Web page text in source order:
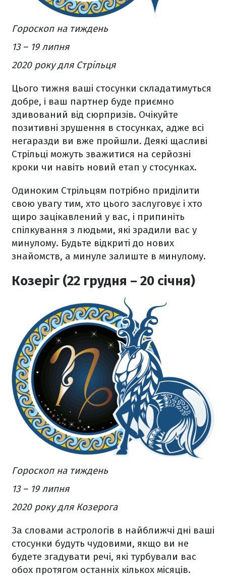
Гороскоп на тиждень
13 – 19 липня
2020 року для Стрільця
Цього тижня ваші стосунки складатимуться
добре, і ваш партнер буде приємно
здивований від сюрпризів. Очікуйте
позитивні зрушення в стосунках, адже всі
негаразди ви вже пройшли. Деякі щасливі
Стрільці можуть зважитися на серйозні
кроки чи навіть новий етап у стосунках.
Одиноким Стрільцям потрібно приділити
свою увагу тим, хто цього заслуговує і хто
щиро зацікавлений у вас, і припиніть
спілкування з людьми, які зрадили вас у
минулому. Будьте відкриті до нових
знайомств, а минуле залиште в минулому.
Козеріг (22 грудня – 20 січня)
Гороскоп на тиждень
13 – 19 липня
2020 року для Козерога
За словами астрологів в найближчі дні ваші
стосунки будуть чудовими, якщо ви не
будете згадувати речі, які турбували вас
обох протягом останніх кількох місяців.